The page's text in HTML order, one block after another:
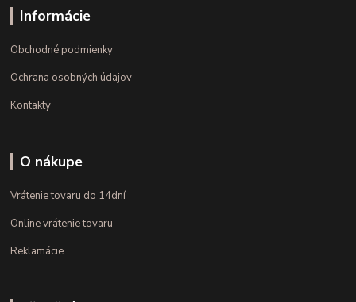
Informácie
Obchodné podmienky
Ochrana osobných údajov
Kontakty
O nákupe
Vrátenie tovaru do 14dní
Online vrátenie tovaru
Reklamácie